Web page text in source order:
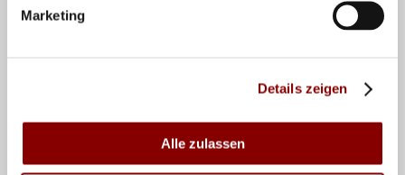
Marketing
Details zeigen
Alle zulassen
VERWANDTE NEWS